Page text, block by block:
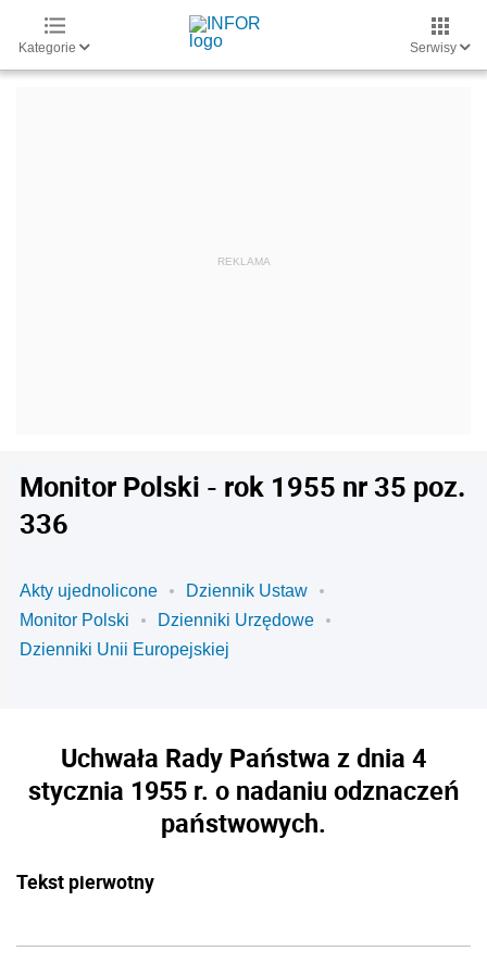
Kategorie Serwisy
Monitor Polski - rok 1955 nr 35 poz.
336
Akty ujednolicone
Dziennik Ustaw
Monitor Polski
Dzienniki Urzędowe
Dzienniki Unii Europejskiej
Uchwała Rady Państwa z dnia 4
stycznia 1955 r. o nadaniu odznaczeń
państwowych.
Tekst pierwotny